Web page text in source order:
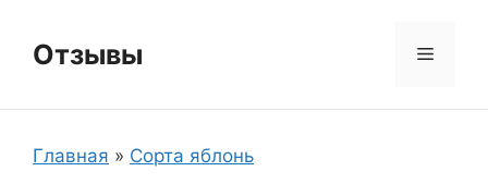
содержимому
Отзывы Меню
Главная » Сорта яблонь